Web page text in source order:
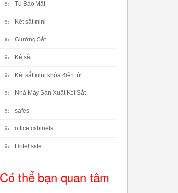
Tủ Bảo Mật
Két sắt mini
Giường Sắt
Kệ sắt
Két sắt mini khóa điện tử
Nhà Máy Sản Xuất Két Sắt
safes
office cabinets
Hotel safe
Có thể bạn quan tâm